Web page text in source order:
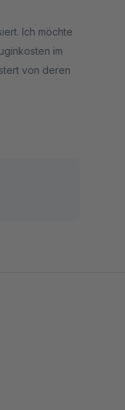
Ich möchte
im
von deren